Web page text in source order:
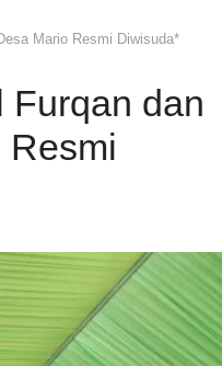
Mario Resmi Diwisuda*
Furqan dan
Resmi